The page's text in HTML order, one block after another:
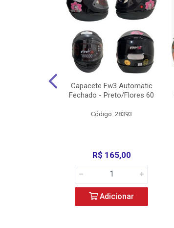
Capacete Fw3 Automatic
Fechado - Preto/Flores 60
Código: 28393
R$ 165,00
Adicionar